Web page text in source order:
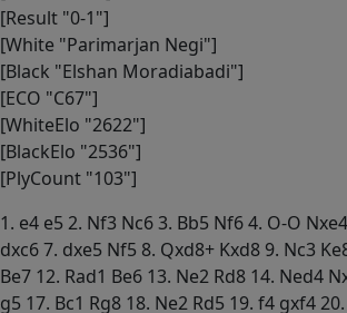
[Result "0-1"]
[White "Parimarjan Negi"]
[Black "Elshan Moradiabadi"]
[ECO "C67"]
[WhiteElo "2622"]
[BlackElo "2536"]
[PlyCount "103"]
1. e4 e5 2. Nf3 Nc6 3. Bb5 Nf6 4. O-O
dxc6 7. dxe5 Nf5 8. Qxd8+ Kxd8 9. Nc3
Be7 12. Rad1 Be6 13. Ne2 Rd8 14. Ned4
g5 17. Bc1 Rg8 18. Ne2 Rd5 19. f4 gxf4